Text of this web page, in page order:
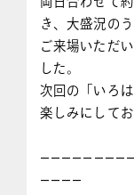
き、大盛況の
ご来場いただ
した。
次回の「いろ
楽しみにしてお
————